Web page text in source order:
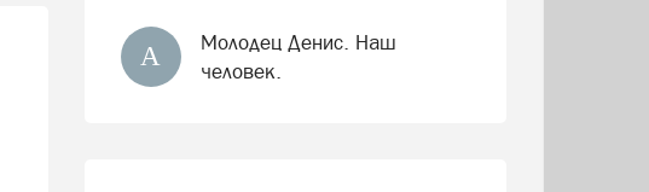
А
Молодец Денис. Наш
человек.